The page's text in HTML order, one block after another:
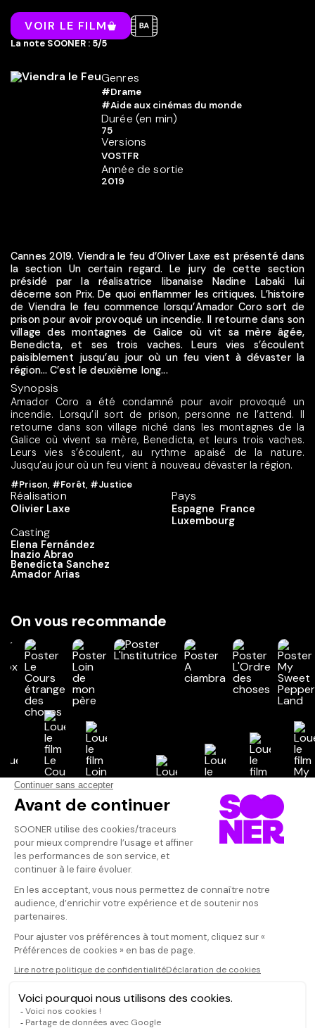
VOIR LE FILM
La note SOONER : 5/5
Genres
#Drame
#Aide aux cinémas du monde
Durée (en min)
75
Versions
VOSTFR
Année de sortie
2019
Cannes 2019. Viendra le feu d’Oliver Laxe est présenté dans
la section Un certain regard. Le jury de cette section
présidé par la réalisatrice libanaise Nadine Labaki lui
décerne son Prix. De quoi enflammer les critiques. L’histoire
de Viendra le feu commence lorsqu’Amador Coro sort de
prison pour avoir provoqué un incendie. Il retourne dans son
village des montagnes de Galice où vit sa mère âgée,
Benedicta, et ses trois vaches. Leurs vies s’écoulent
paisiblement jusqu’au jour où un feu vient à dévaster la
région… C’est le deuxième long...
Synopsis
Amador Coro a été condamné pour avoir provoqué un
incendie. Lorsqu’il sort de prison, personne ne l’attend. Il
retourne dans son village niché dans les montagnes de la
Galice où vivent sa mère, Benedicta, et leurs trois vaches.
Leurs vies s’écoulent, au rythme apaisé de la nature.
Jusqu’au jour où un feu vient à nouveau dévaster la région.
#Prison, #Forêt, #Justice
Réalisation
Olivier Laxe
Casting
Elena Fernández
Inazio Abrao
Benedicta Sanchez
Amador Arias
Pays
Espagne
France
Luxembourg
On vous recommande
Vos avis
Donnez votre avis
Votre note
Votre commentaire
Il faut vous connecter pour
publier un avis
CONNEXION
Une